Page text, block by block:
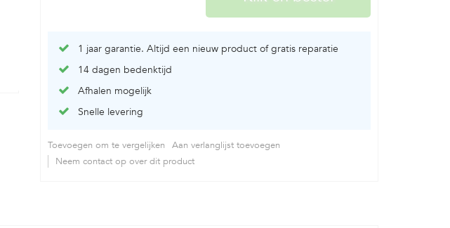
1 jaar garantie. Altijd een nieuw product of gratis reparatie
14 dagen bedenktijd
Afhalen mogelijk
Snelle levering
Toevoegen om te vergelijken
Aan verlanglijst toevoegen
Neem contact op over dit product